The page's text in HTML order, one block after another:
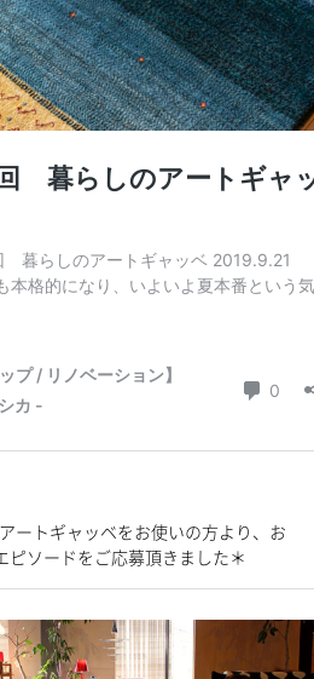
ートギャッベをお使いの方より、お
ピソードをご応募頂きました＊